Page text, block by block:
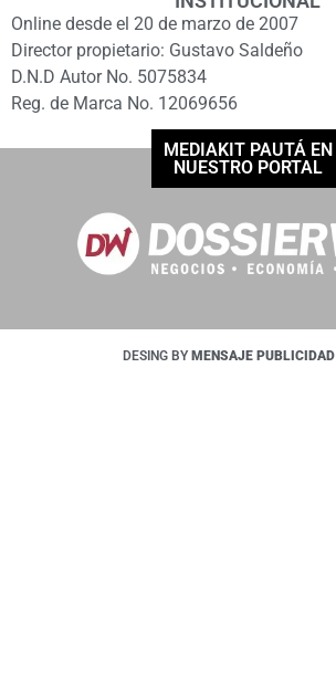
Online desde el 20 de marzo de 2007
Director propietario: Gustavo Saldeño
D.N.D Autor No. 5075834
Reg. de Marca No. 12069656
MEDIAKIT PAUTÁ EN
NUESTRO PORTAL
DESING BY MENSAJE PUBLICIDAD